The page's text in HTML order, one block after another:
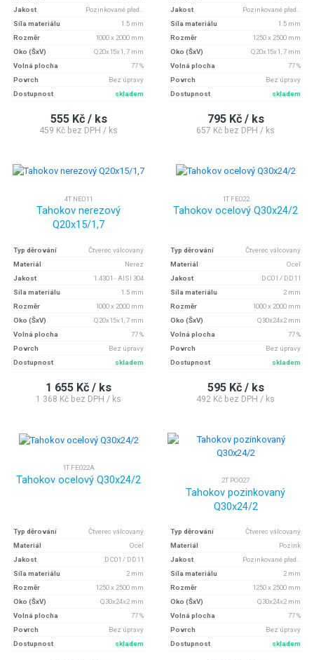
Jakost
Pozinkované před..
Síla materiálu
1.5 mm
Rozměr
1000 x 2000 mm
Oko (ŠxV)
Q20x15x1, 7 mm
Volná plocha
77 %
Povrch
Bez úpravy
Dostupnost
skladem
555 Kč / ks
459 Kč bez DPH / ks
Jakost
Pozinkované před..
Síla materiálu
1.5 mm
Rozměr
1250 x 2500 mm
Oko (ŠxV)
Q20x15x1, 7 mm
Volná plocha
77 %
Povrch
Bez úpravy
Dostupnost
skladem
795 Kč / ks
657 Kč bez DPH / ks
4T NE011
Tahokov nerezový
Q20x15/1,7
Typ děrování
Čtverec válcovaný
Materiál
Nerez
Jakost
1.4301 - AISI 304
Síla materiálu
1.5 mm
Rozměr
1000 x 2000 mm
Oko (ŠxV)
Q20x15x1, 7 mm
Volná plocha
77 %
Povrch
Bez úpravy
Dostupnost
skladem
1 655 Kč / ks
1 368 Kč bez DPH / ks
1T FE022
Tahokov ocelový Q30x24/2
Typ děrování
Čtverec válcovaný
Materiál
Ocel
Jakost
DC01 / DD11
Síla materiálu
2 mm
Rozměr
1000 x 2000 mm
Oko (ŠxV)
Q30x24x2 mm
Volná plocha
77 %
Povrch
Bez úpravy
Dostupnost
skladem
595 Kč / ks
492 Kč bez DPH / ks
1T FE022A
Tahokov ocelový Q30x24/2
Typ děrování
Čtverec válcovaný
Materiál
Ocel
Jakost
DC01 / DD11
Síla materiálu
2 mm
Rozměr
1250 x 2500 mm
Oko (ŠxV)
Q30x24x2 mm
Volná plocha
77 %
Povrch
Bez úpravy
Dostupnost
skladem
2T PO027
Tahokov pozinkovaný
Q30x24/2
Typ děrování
Čtverec válcovaný
Materiál
Pozink
Jakost
Pozinkované před..
Síla materiálu
2 mm
Rozměr
1250 x 2500 mm
Oko (ŠxV)
Q30x24x2 mm
Volná plocha
77 %
Povrch
Bez úpravy
Dostupnost
skladem